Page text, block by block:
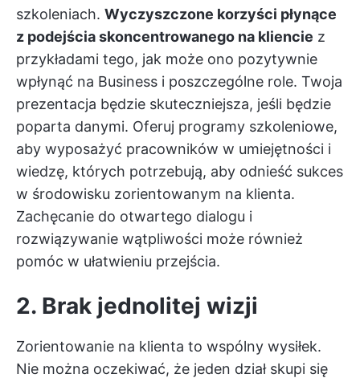
szkoleniach. Wyczyszczone korzyści płynące
z podejścia skoncentrowanego na kliencie z
przykładami tego, jak może ono pozytywnie
wpłynąć na Business i poszczególne role. Twoja
prezentacja będzie skuteczniejsza, jeśli będzie
poparta danymi. Oferuj programy szkoleniowe,
aby wyposażyć pracowników w umiejętności i
wiedzę, których potrzebują, aby odnieść sukces
w środowisku zorientowanym na klienta.
Zachęcanie do otwartego dialogu i
rozwiązywanie wątpliwości może również
pomóc w ułatwieniu przejścia.
2. Brak jednolitej wizji
Zorientowanie na klienta to wspólny wysiłek.
Nie można oczekiwać, że jeden dział skupi się